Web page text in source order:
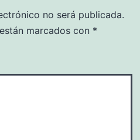
no será publicada.
marcados con *